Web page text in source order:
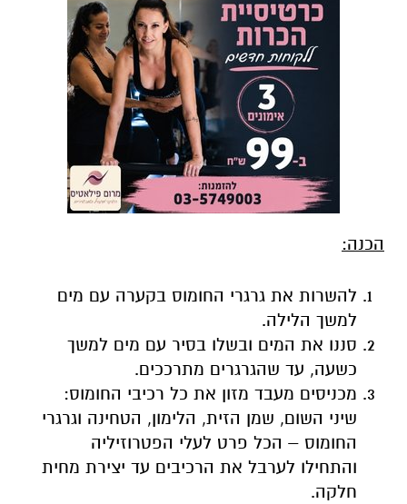
הכנה:
להשרות את גרגרי החומוס בקערה עם מים
למשך הלילה.
סננו את המים ובשלו בסיר עם מים למשך
כשעה, עד שהגרגרים מתרככים.
מכניסים מעבד מזון את כל רכיבי החומוס:
שיני השום, שמן הזית, הלימון, הטחינה וגרגרי
החומוס – הכל פרט לעלי הפטרוזיליה
והתחילו לערבל את הרכיבים עד יצירת מחית
חלקה.